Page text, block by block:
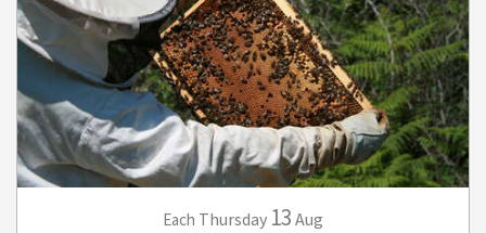
Each Thursday 13 Aug